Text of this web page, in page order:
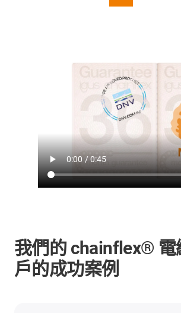
我們的 chainflex® 電
戶的成功案例